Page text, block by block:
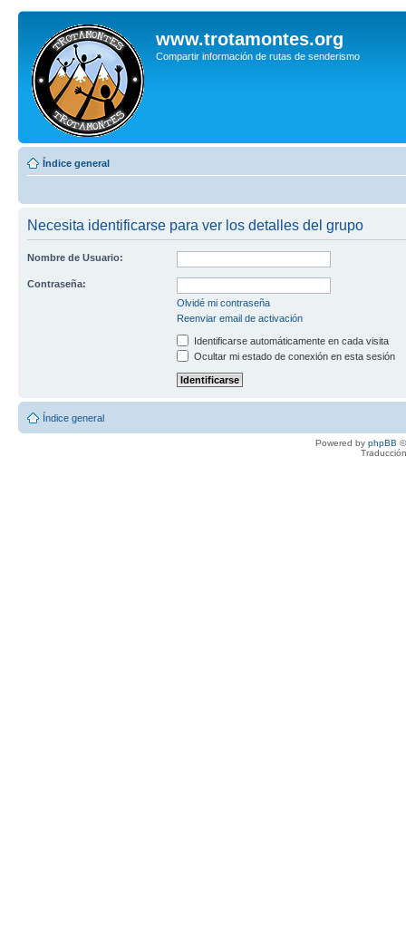
www.trotamontes.org
Compartir información de rutas de senderismo
Índice general
Necesita identificarse para ver los detalles del grupo
Nombre de Usuario:
Contraseña:
Olvidé mi contraseña
Reenviar email de activación
Identificarse automáticamente en cada visita
Ocultar mi estado de conexión en esta sesión
Índice general
Powered by phpBB